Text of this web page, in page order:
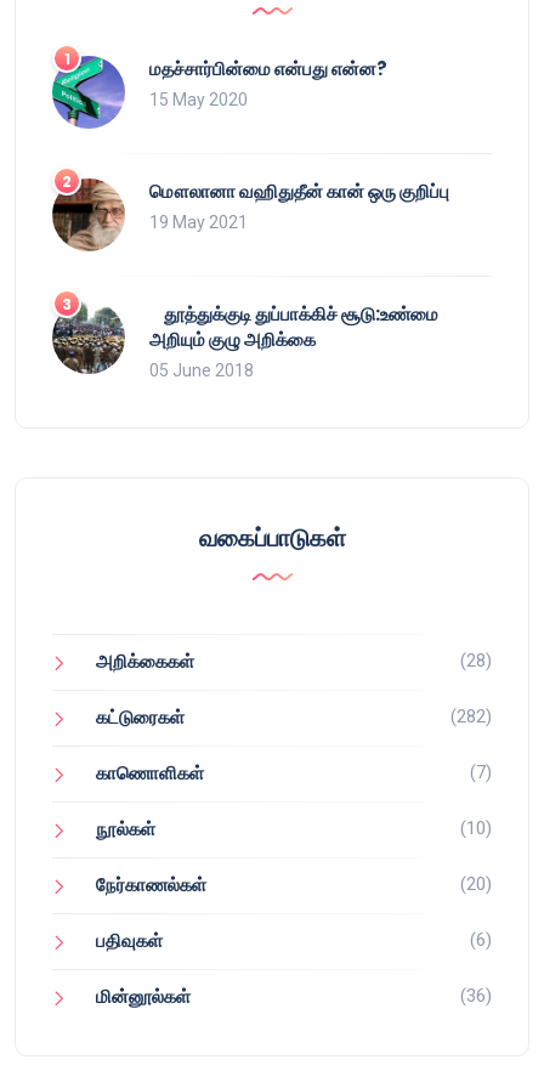
மதச்சார்பின்மை என்பது என்ன?
15 May 2020
மௌலானா வஹிதுதீன் கான் ஒரு குறிப்பு
19 May 2021
தூத்துக்குடி துப்பாக்கிச் சூடு:உண்மை
அறியும் குழு அறிக்கை
05 June 2018
வகைப்பாடுகள்
அறிக்கைகள் (28)
கட்டுரைகள் (282)
காணொளிகள் (7)
நூல்கள் (10)
நேர்காணல்கள் (20)
பதிவுகள் (6)
மின்னூல்கள் (36)